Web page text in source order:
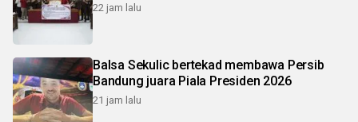
22 jam lalu
Balsa Sekulic bertekad membawa Persib
Bandung juara Piala Presiden 2026
21 jam lalu